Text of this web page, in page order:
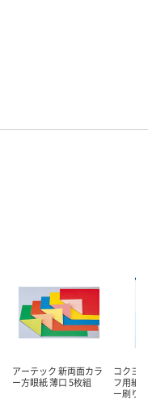
アーテック 新両面カラ
ー方眼紙 薄口 5枚組
コクヨ
フ用紙
ー刷り